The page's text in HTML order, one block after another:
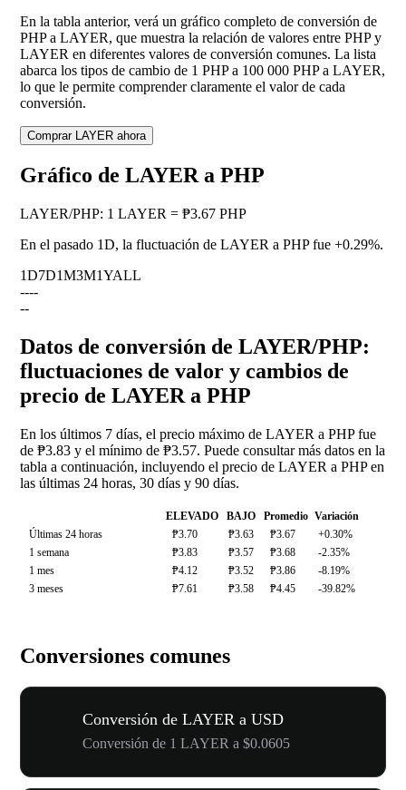
En la tabla anterior, verá un gráfico completo de conversión de
PHP a LAYER, que muestra la relación de valores entre PHP y
LAYER en diferentes valores de conversión comunes. La lista
abarca los tipos de cambio de 1 PHP a 100 000 PHP a LAYER,
lo que le permite comprender claramente el valor de cada
conversión.
Comprar LAYER ahora
Gráfico de LAYER a PHP
LAYER/PHP: 1 LAYER = ₱3.67 PHP
En el pasado 1D, la fluctuación de LAYER a PHP fue +0.29%.
1D7D1M3M1YALL
----
--
Datos de conversión de LAYER/PHP:
fluctuaciones de valor y cambios de
precio de LAYER a PHP
En los últimos 7 días, el precio máximo de LAYER a PHP fue
de ₱3.83 y el mínimo de ₱3.57. Puede consultar más datos en la
tabla a continuación, incluyendo el precio de LAYER a PHP en
las últimas 24 horas, 30 días y 90 días.
ELEVADO BAJO Promedio Variación
Últimas 24 horas
₱3.70 ₱3.63 ₱3.67
+0.30%
1 semana
₱3.83 ₱3.57 ₱3.68
-2.35%
1 mes
₱4.12 ₱3.52 ₱3.86
-8.19%
3 meses
₱7.61 ₱3.58 ₱4.45 -39.82%
Conversiones comunes
Conversión de LAYER a USD
Conversión de 1 LAYER a $0.0605